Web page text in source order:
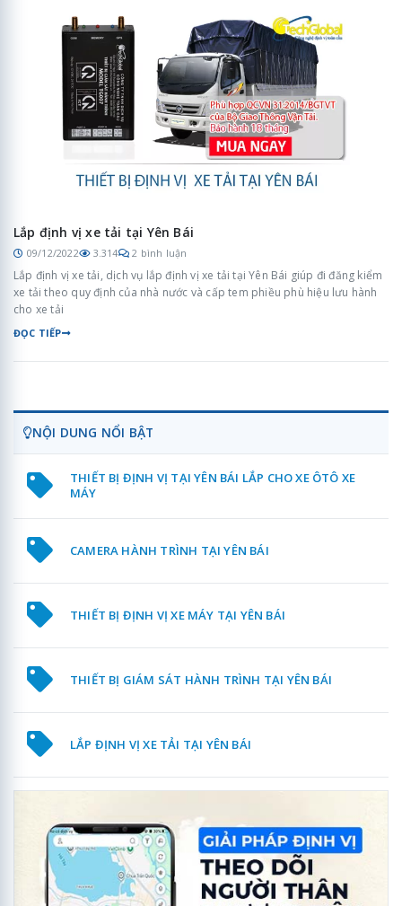
Lắp định vị xe tải tại Yên Bái
09/12/2022 3.314 2 bình luận
Lắp định vị xe tải, dịch vụ lắp định vị xe tải tại Yên Bái giúp đi đăng kiểm
xe tải theo quy định của nhà nước và cấp tem phiều phù hiệu lưu hành
cho xe tải
ĐỌC TIẾP
NỘI DUNG NỔI BẬT
THIẾT BỊ ĐỊNH VỊ TẠI YÊN BÁI LẮP CHO XE ÔTÔ XE
MÁY
CAMERA HÀNH TRÌNH TẠI YÊN BÁI
THIẾT BỊ ĐỊNH VỊ XE MÁY TẠI YÊN BÁI
THIẾT BỊ GIÁM SÁT HÀNH TRÌNH TẠI YÊN BÁI
LẮP ĐỊNH VỊ XE TẢI TẠI YÊN BÁI